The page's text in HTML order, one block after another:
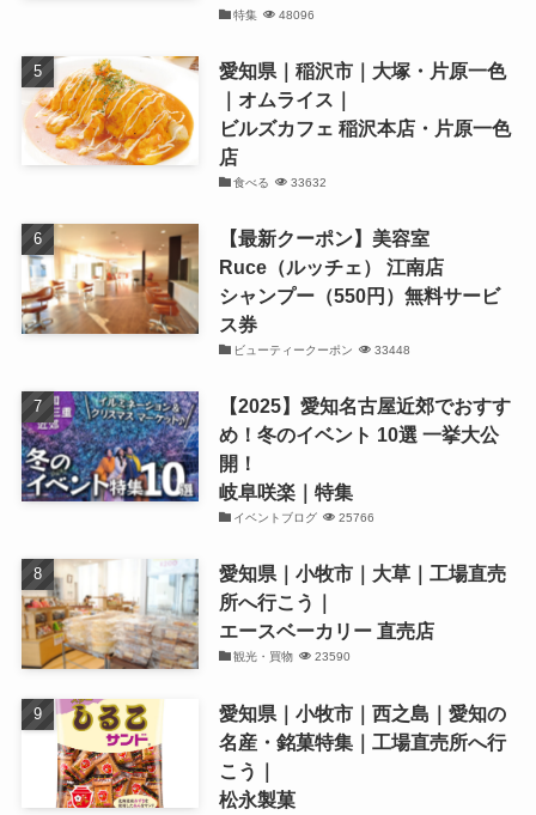
特集 48096
愛知県｜稲沢市｜大塚・片原一色
｜オムライス｜
ビルズカフェ 稲沢本店・片原一色
店
食べる 33632
【最新クーポン】美容室
Ruce（ルッチェ） 江南店
シャンプー（550円）無料サービ
ス券
ビューティークーポン 33448
【2025】愛知名古屋近郊でおすす
め！冬のイベント 10選 一挙大公
開！
岐阜咲楽｜特集
イベントブログ 25766
愛知県｜小牧市｜大草｜工場直売
所へ行こう｜
エースベーカリー 直売店
観光・買物 23590
愛知県｜小牧市｜西之島｜愛知の
名産・銘菓特集｜工場直売所へ行
こう｜
松永製菓